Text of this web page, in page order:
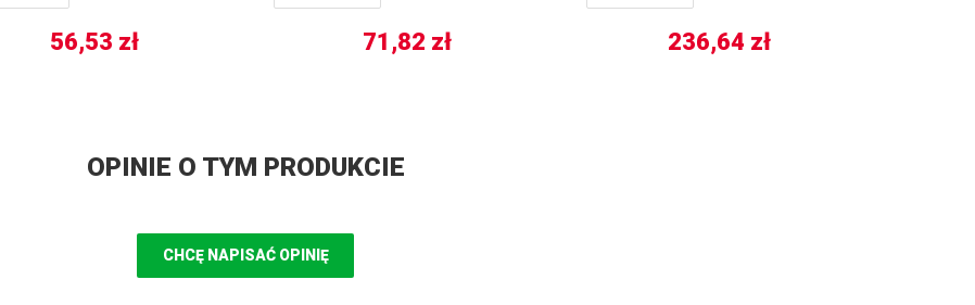
56,53 zł 71,82 zł 236,64 zł
OPINIE O TYM PRODUKCIE
CHCĘ NAPISAĆ OPINIĘ